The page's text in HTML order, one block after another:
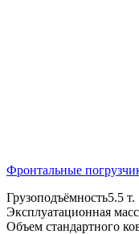
Фронтальные
Грузоподъёмность5.5 т.
Эксплуатационная
Объем стандартного